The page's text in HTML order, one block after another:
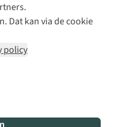
Dat kan via de cookie
policy